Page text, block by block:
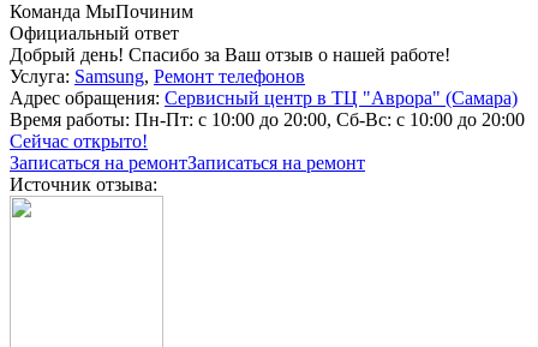
Команда МыПочиним
Официальный ответ
Добрый день! Спасибо за Ваш отзыв о нашей работе!
Услуга: Samsung, Ремонт телефонов
Адрес обращения: Сервисный центр в ТЦ "Аврора" (Самара)
Время работы: Пн-Пт: с 10:00 до 20:00, Сб-Вс: с 10:00 до 20:00
Сейчас открыто!
Записаться на ремонтЗаписаться на ремонт
Источник отзыва: